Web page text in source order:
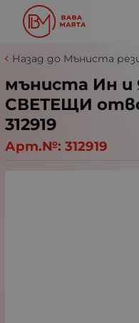
Назад до Мъниста
мъниста Ин и
СВЕТЕЩИ
312919
Арт.№: 312919